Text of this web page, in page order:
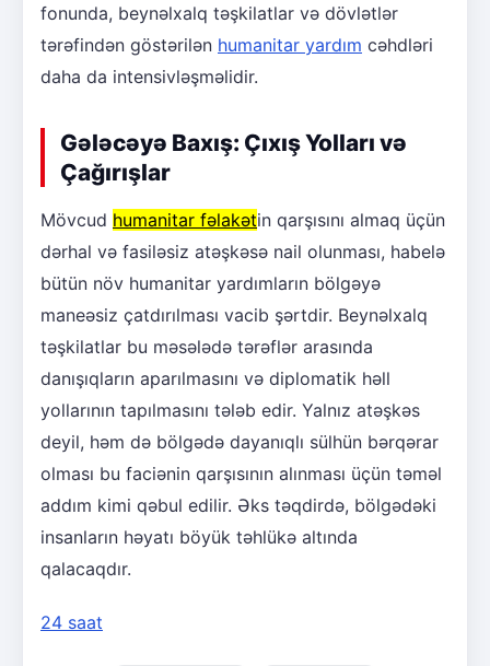
fonunda, beynəlxalq təşkilatlar və dövlətlər
tərəfindən göstərilən humanitar yardım cəhdləri
daha da intensivləşməlidir.
Gələcəyə Baxış: Çıxış Yolları və
Çağırışlar
Mövcud humanitar fəlakətin qarşısını almaq üçün
dərhal və fasiləsiz atəşkəsə nail olunması, habelə
bütün növ humanitar yardımların bölgəyə
maneəsiz çatdırılması vacib şərtdir. Beynəlxalq
təşkilatlar bu məsələdə tərəflər arasında
danışıqların aparılmasını və diplomatik həll
yollarının tapılmasını tələb edir. Yalnız atəşkəs
deyil, həm də bölgədə dayanıqlı sülhün bərqərar
olması bu faciənin qarşısının alınması üçün təməl
addım kimi qəbul edilir. Əks təqdirdə, bölgədəki
insanların həyatı böyük təhlükə altında
qalacaqdır.
24 saat